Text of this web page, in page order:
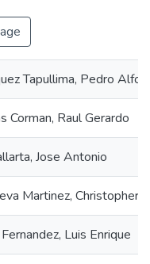
Tapullima, Pedro
Corman, Raul Gerardo
Jose Antonio
Martinez, Christopher
Luis Enrique